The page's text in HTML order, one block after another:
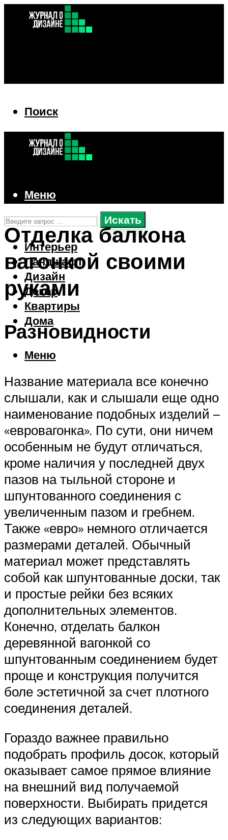
Поиск
Искать
Интерьер
Ландшафт
Дизайн
Декор
Квартиры
Дома
Меню
Меню
Отделка балкона
вагонкой своими
руками
Разновидности
Название материала все конечно
слышали, как и слышали еще одно
наименование подобных изделий –
«евровагонка». По сути, они ничем
особенным не будут отличаться,
кроме наличия у последней двух
пазов на тыльной стороне и
шпунтованного соединения с
увеличенным пазом и гребнем.
Также «евро» немного отличается
размерами деталей. Обычный
материал может представлять
собой как шпунтованные доски, так
и простые рейки без всяких
дополнительных элементов.
Конечно, отделать балкон
деревянной вагонкой со
шпунтованным соединением будет
проще и конструкция получится
боле эстетичной за счет плотного
соединения деталей.
Гораздо важнее правильно
подобрать профиль досок, который
оказывает самое прямое влияние
на внешний вид получаемой
поверхности. Выбирать придется
из следующих вариантов: